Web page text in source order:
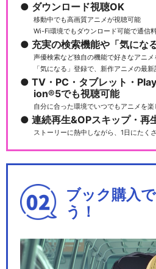
閉じる
ダウンロード視聴OK
移動中でも高画質アニメが視聴可能
Wi-Fi環境でもダウンロード可能で通信
充実の検索機能や「気にな
声優検索など独自の機能で好きなアニメ
「気になる」登録で、新作アニメの最
TV・PC・タブレット・
ion®5でも視聴可能
自分に合った環境でいつでもアニメを楽
連続再生&OPスキップ・再
ストーリーに熱中しながら、1日にたく
ブック購入
う！